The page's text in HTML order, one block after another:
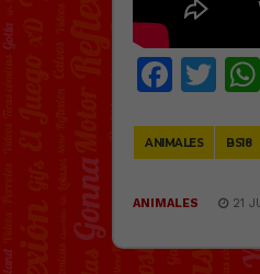
ANIMALES BS18
ANIMALES 21